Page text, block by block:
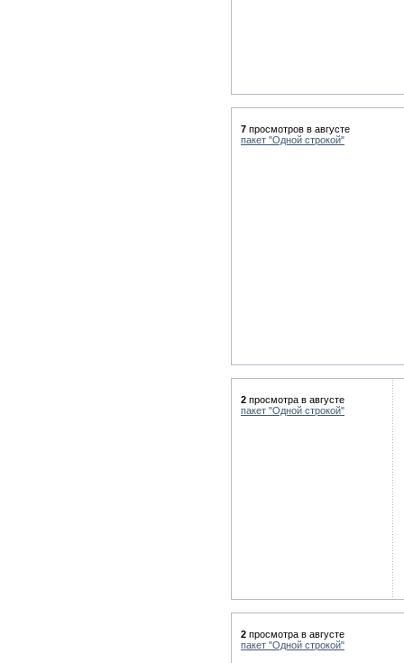
7 просмотров в августе
пакет "Одной строкой"
2 просмотра в августе
пакет "Одной строкой"
2 просмотра в августе
пакет "Одной строкой"